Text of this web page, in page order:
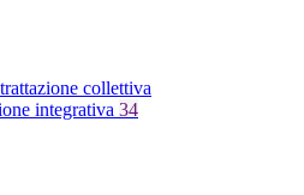
collettiva
integrativa 34